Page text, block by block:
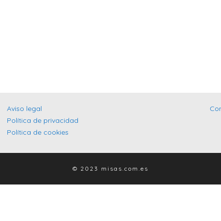
Aviso legal
Política de privacidad
Política de cookies
© 2023 misas.com.es